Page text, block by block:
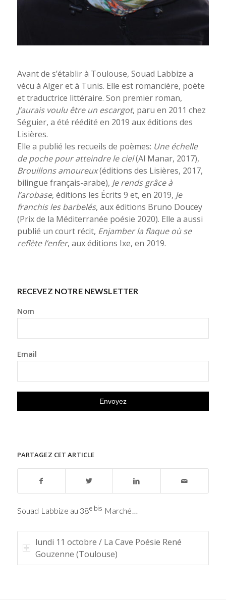
Avant de s’établir à Toulouse, Souad Labbize a
vécu à Alger et à Tunis. Elle est romancière, poète
et traductrice littéraire. Son premier roman,
J’aurais voulu être un escargot, paru en 2011 chez
Séguier, a été réédité en 2019 aux éditions des
Lisières.
Elle a publié les recueils de poèmes: Une échelle
de poche pour atteindre le ciel(Al Manar, 2017),
Brouillons amoureux(éditions des Lisières, 2017,
bilingue français-arabe), Je rends grâce à
l’arobase, éditions les Écrits 9 et, en 2019, Je
franchis les barbelés, aux éditions Bruno Doucey
(Prix de la Méditerranée poésie 2020). Elle a aussi
publié un court récit, Enjamber la flaque où se
reflète l’enfer, aux éditions Ixe, en 2019.
RECEVEZ NOTRE NEWSLETTER
Nom
Email
PARTAGEZ CET ARTICLE
Souad Labbize au 38e bis Marché…
lundi 11 octobre / La Cave Poésie René
Gouzenne (Toulouse)